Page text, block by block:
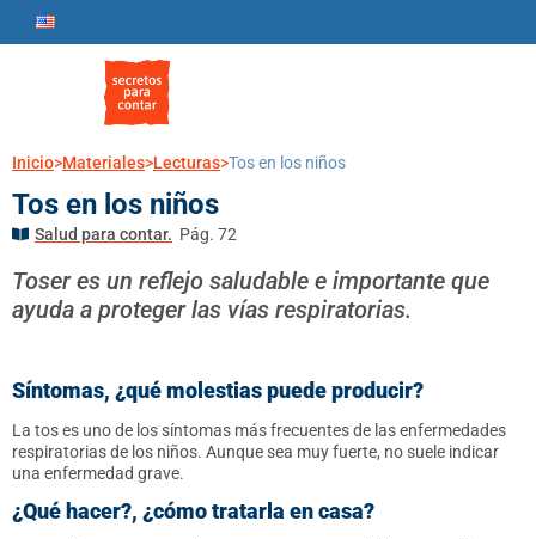
Inicio>Materiales>Lecturas>Tos en los niños
Tos en los niños
Salud para contar. Pág. 72
Toser es un reflejo saludable e importante que
ayuda a proteger las vías respiratorias.
Síntomas, ¿qué molestias puede producir?
La tos es uno de los síntomas más frecuentes de las enfermedades
respiratorias de los niños. Aunque sea muy fuerte, no suele indicar
una enfermedad grave.
¿Qué hacer?, ¿cómo tratarla en casa?